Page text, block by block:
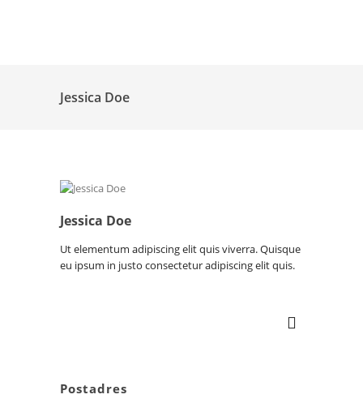
Jessica Doe
Jessica Doe
Ut elementum adipiscing elit quis viverra. Quisque
eu ipsum in justo consectetur adipiscing elit quis.
Postadres